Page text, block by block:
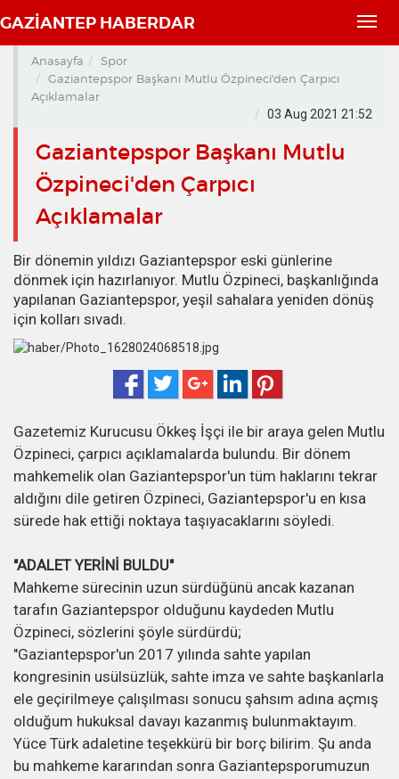
GAZİANTEP HABERDAR
Anasayfa
Spor
Gaziantepspor Başkanı Mutlu Özpineci'den Çarpıcı
Açıklamalar
03 Aug 2021 21:52
Gaziantepspor Başkanı Mutlu
Özpineci'den Çarpıcı
Açıklamalar
Bir dönemin yıldızı Gaziantepspor eski günlerine
dönmek için hazırlanıyor. Mutlu Özpineci, başkanlığında
yapılanan Gaziantepspor, yeşil sahalara yeniden dönüş
için kolları sıvadı.
Gazetemiz Kurucusu Ökkeş İşçi ile bir araya gelen Mutlu
Özpineci, çarpıcı açıklamalarda bulundu. Bir dönem
mahkemelik olan Gaziantepspor'un tüm haklarını tekrar
aldığını dile getiren Özpineci, Gaziantepspor'u en kısa
sürede hak ettiği noktaya taşıyacaklarını söyledi.
"ADALET YERİNİ BULDU"
Mahkeme sürecinin uzun sürdüğünü ancak kazanan
tarafın Gaziantepspor olduğunu kaydeden Mutlu
Özpineci, sözlerini şöyle sürdürdü;
"Gaziantepspor'un 2017 yılında sahte yapılan
kongresinin usülsüzlük, sahte imza ve sahte başkanlarla
ele geçirilmeye çalışılması sonucu şahsım adına açmış
olduğum hukuksal davayı kazanmış bulunmaktayım.
Yüce Türk adaletine teşekkürü bir borç bilirim. Şu anda
bu mahkeme kararından sonra Gaziantepsporumuzun